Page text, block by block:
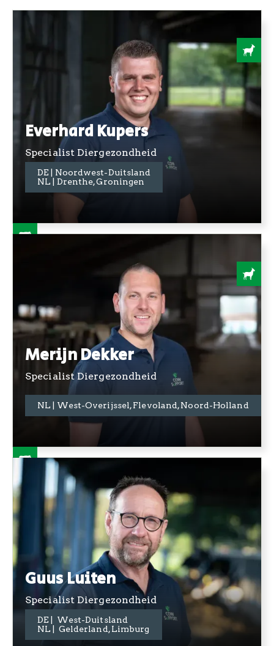
Everhard Kupers
Specialist Diergezondheid
+31 06 3640 5661
DE | Noordwest-Duitsland
NL | Drenthe, Groningen
Merijn Dekker
Specialist Diergezondheid
+31 06 3417 7318
NL | West-Overijssel, Flevoland, Noord-Holland
Guus Luiten
Specialist Diergezondheid
+31 06 3989 8199
DE | West-Duitsland
NL | Gelderland, Limburg